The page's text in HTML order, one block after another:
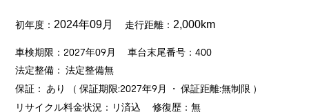
初年度：2024年09月 走行距離：2,000km
車検期限：2027年09月
車台末尾番号：400
法定整備： 法定整備無
保証： あり （ 保証期限:2027年9月 ・ 保証距離:無制限 ）
リサイクル料金状況：リ済込
修復歴：無